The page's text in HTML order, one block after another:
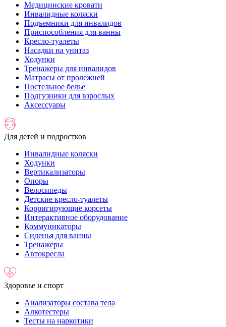
Медицинские кровати
Инвалидные коляски
Подъемники для инвалидов
Приспособления для ванны
Кресло-туалеты
Насадки на унитаз
Ходунки
Тренажеры для инвалидов
Матрасы от пролежней
Постельное белье
Подгузники для взрослых
Аксессуары
Для детей и подростков
Инвалидные коляски
Ходунки
Вертикализаторы
Опоры
Велосипеды
Детские кресло-туалеты
Корригирующие корсеты
Интерактивное оборудование
Коммуникаторы
Сиденья для ванны
Тренажеры
Автокресла
Здоровье и спорт
Анализаторы состава тела
Алкотестеры
Тесты на наркотики